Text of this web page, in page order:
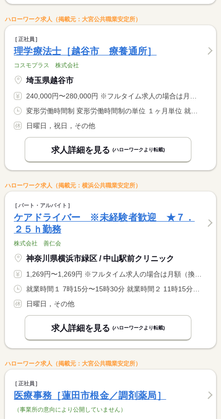
ハローワーク求人（掲載元：大宮公共職業安定所）
正社員
理学療法士［越谷市 療養通所］
コスモプラス 株式会社
埼玉県越谷市
240,000円〜280,000円 ※フルタイム求人の場合は月額（換算額）、パート求人の場合は時間額を表示しています。
日曜日，祝日，その他
求人詳細を見る (ハローワークより転載)
ハローワーク求人（掲載元：横浜公共職業安定所）
パート・アルバイト
ケアドライバー ※未経験者歓迎 ★７．
２５ｈ勤務
株式会社 善仁会
神奈川県横浜市緑区 / 中山駅前クリニック
1,269円〜1,269円 ※フルタイム求人の場合は月額（換算額）、パート求人の場合は時間額を表示しています。
日曜日，その他
求人詳細を見る (ハローワークより転載)
ハローワーク求人（掲載元：大宮公共職業安定所）
正社員
医療事務［蓮田市根金／調剤薬局］
（事業所の意向により公開していません）